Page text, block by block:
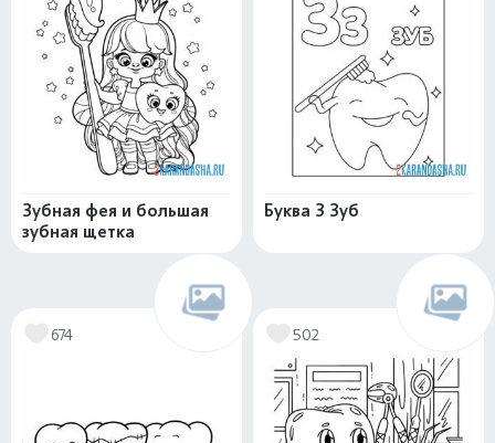
Зубная фея и большая
зубная щетка
Буква З Зуб
674 502